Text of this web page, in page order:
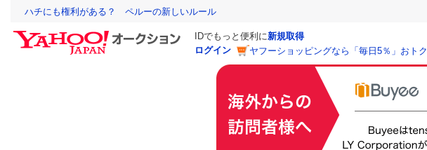
ハチにも権利がある？ ペルーの新しいルール
IDでもっと便利に新規取得
ログイン
ヤフーショッピングなら「毎日5％」おトク